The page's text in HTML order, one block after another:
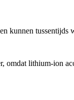
kunnen tussentijds
lithium-ion